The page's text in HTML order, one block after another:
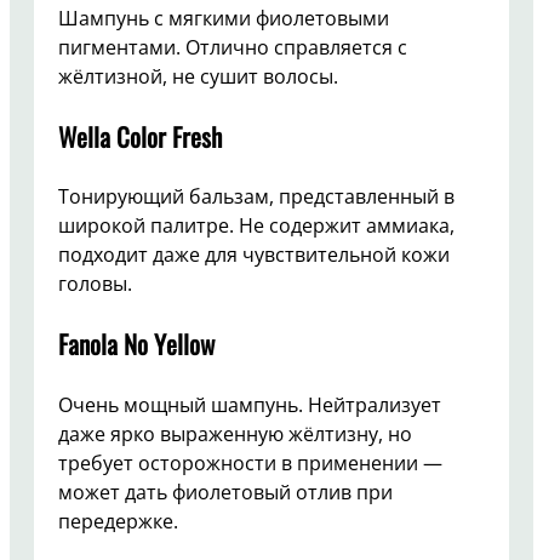
Шампунь с мягкими фиолетовыми
пигментами. Отлично справляется с
жёлтизной, не сушит волосы.
Wella Color Fresh
Тонирующий бальзам, представленный в
широкой палитре. Не содержит аммиака,
подходит даже для чувствительной кожи
головы.
Fanola No Yellow
Очень мощный шампунь. Нейтрализует
даже ярко выраженную жёлтизну, но
требует осторожности в применении —
может дать фиолетовый отлив при
передержке.